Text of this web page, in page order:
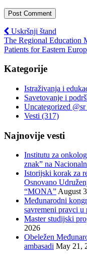
Uskršnji štand
The Regional Education
Patients for Eastern
Kategorije
Istraživanja i
Savetovanje i
Uncategorized @sr
Vesti (317)
Najnovije vesti
Institutu za
znak” na
Istorijski korak za
Osnovano
“MONA”August
Međunarodni
savremeni pravci
Master studijski
2026
Obeležen
ambasadi May 21,